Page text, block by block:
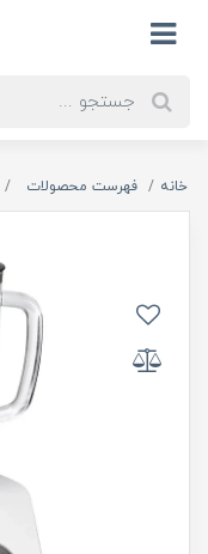
خانه فهرست محصولات